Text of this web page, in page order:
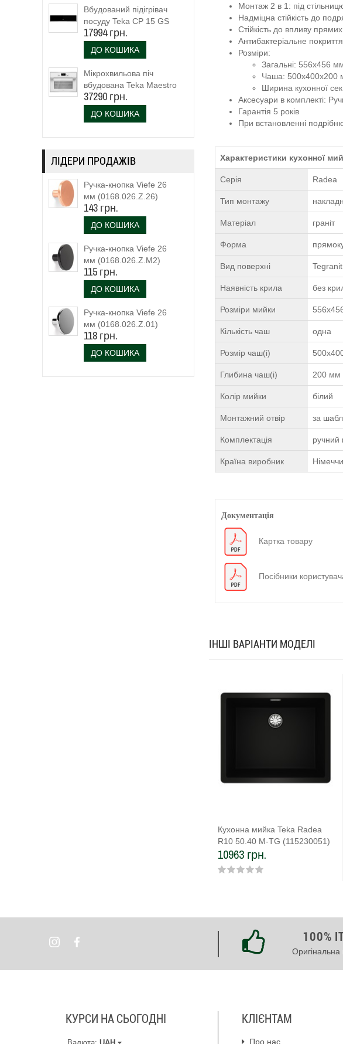
Вбудований підігрівач
посуду Teka CP 15 GS
(40589920)
17994 грн.
ДО КОШИКА
Мікрохвильова піч
вбудована Teka Maestro
MLC 844 (111160023)
біле скло
37290 грн.
ДО КОШИКА
ЛІДЕРИ ПРОДАЖІВ
Ручка-кнопка Viefe 26
мм (0168.026.Z.26)
143 грн.
ДО КОШИКА
Ручка-кнопка Viefe 26
мм (0168.026.Z.M2)
чорний матовий
115 грн.
ДО КОШИКА
Ручка-кнопка Viefe 26
мм (0168.026.Z.01)
118 грн.
ДО КОШИКА
Монтаж 2 в 1: під
Надміцна стійкість до
Стійкість до впливу
Антибактеріальне
Розміри:
Загальні: 556x456
Чаша: 500x400x200
Ширина кухонної
Аксесуари в комплекті:
Гарантія 5 років
При встановленні
Характеристики кухонної
Серія Radea
Тип монтажу
Матеріал граніт
Форма
Вид поверхні
Наявність крила без
Розміри мийки
Кількість чаш одна
Розмір чаш(і)
Глибина чаш(і) 200 мм
Колір мийки білий
Монтажний отвір за
Комплектація ручний
Країна виробник
Документація
Картка товару
Посібники
ІНШІ ВАРІАНТИ МОДЕЛІ
Кухонна мийка Teka Radea
R10 50.40 M-TG (115230051)
карбон
10963 грн.
100%
Оригінальна
КУРСИ НА СЬОГОДНІ КЛІЄНТАМ
Про нас